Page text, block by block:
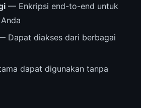
— Enkripsi end-to-end untuk
Dapat diakses dari berbagai
dapat digunakan tanpa